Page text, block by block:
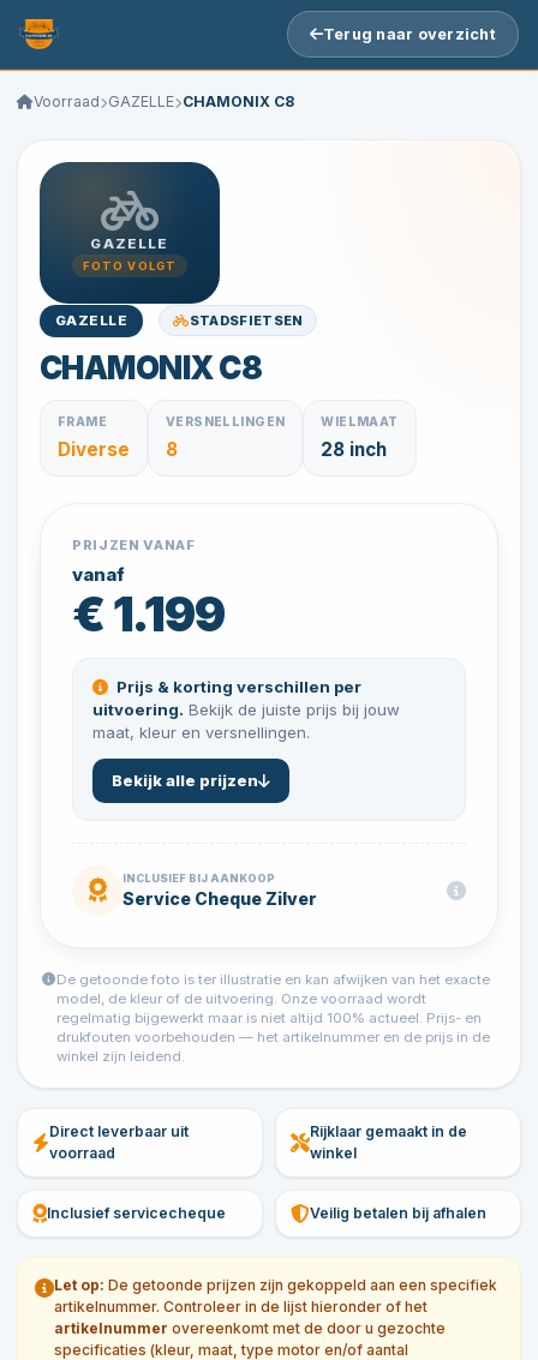
Terug naar overzicht
Voorraad GAZELLE CHAMONIX C8
GAZELLE
FOTO VOLGT
GAZELLE STADSFIETSEN
CHAMONIX C8
FRAME
Diverse
VERSNELLINGEN
8
WIELMAAT
28 inch
PRIJZEN VANAF
vanaf
€ 1.199
Prijs & korting verschillen per
uitvoering. Bekijk de juiste prijs bij jouw
maat, kleur en versnellingen.
Bekijk alle prijzen
INCLUSIEF BIJ AANKOOP
Service Cheque Zilver
De getoonde foto is ter illustratie en kan afwijken van het exacte
model, de kleur of de uitvoering. Onze voorraad wordt
regelmatig bijgewerkt maar is niet altijd 100% actueel. Prijs- en
drukfouten voorbehouden — het artikelnummer en de prijs in de
winkel zijn leidend.
Direct leverbaar uit
voorraad
Rijklaar gemaakt in de
winkel
Inclusief servicecheque Veilig betalen bij afhalen
Let op: De getoonde prijzen zijn gekoppeld aan een specifiek
artikelnummer. Controleer in de lijst hieronder of het
artikelnummer overeenkomt met de door u gezochte
specificaties (kleur, maat, type motor en/of aantal